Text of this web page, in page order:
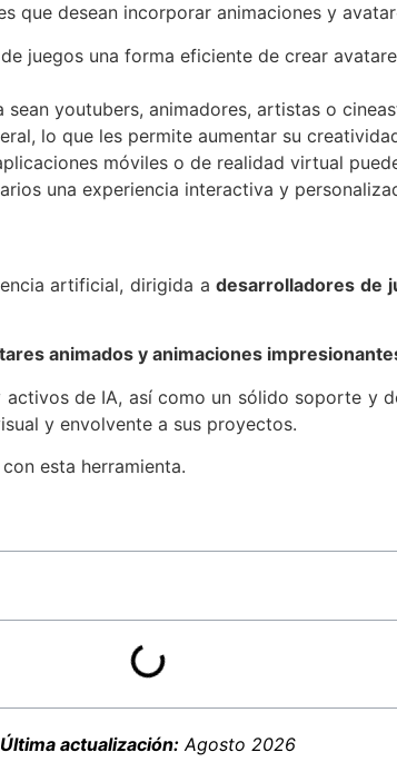
que desean incorporar animaciones y
juegos una forma eficiente de crear
youtubers, animadores, artistas o
lo que les permite aumentar su
móviles o de realidad virtual
una experiencia interactiva y
artificial, dirigida adesarrolladores de
animados y animaciones
de IA, así como un sólido soporte y
y envolvente a sus proyectos.
esta herramienta.
Última actualización: Agosto 2026